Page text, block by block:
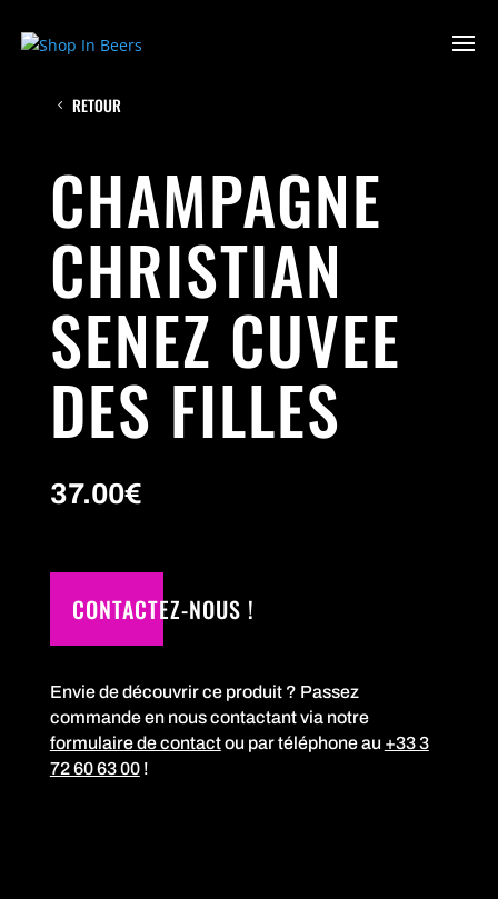
RETOUR
CHAMPAGNE
CHRISTIAN
SENEZ CUVEE
DES FILLES
37.00€
CONTACTEZ-NOUS !
Envie de découvrir ce produit ? Passez
commande en nous contactant via notre
formulaire de contactou par téléphone au +33 3
72 60 63 00!